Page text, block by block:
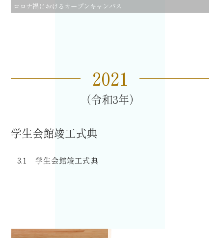
宜野湾市と包括連携協定 － 2020（令和
2021
令和3
学生会館竣工式典
3.1 学生会館竣工式典